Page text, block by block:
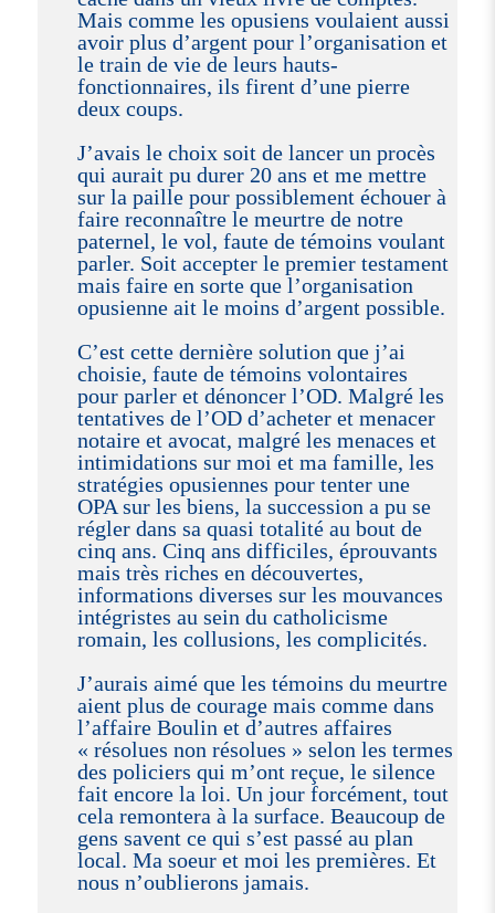
Mais comme les opusiens voulaient aussi
avoir plus d’argent pour l’organisation et
le train de vie de leurs hauts-
fonctionnaires, ils firent d’une pierre
deux coups.
J’avais le choix soit de lancer un procès
qui aurait pu durer 20 ans et me mettre
sur la paille pour possiblement échouer à
faire reconnaître le meurtre de notre
paternel, le vol, faute de témoins voulant
parler. Soit accepter le premier testament
mais faire en sorte que l’organisation
opusienne ait le moins d’argent possible.
C’est cette dernière solution que j’ai
choisie, faute de témoins volontaires
pour parler et dénoncer l’OD. Malgré les
tentatives de l’OD d’acheter et menacer
notaire et avocat, malgré les menaces et
intimidations sur moi et ma famille, les
stratégies opusiennes pour tenter une
OPA sur les biens, la succession a pu se
régler dans sa quasi totalité au bout de
cinq ans. Cinq ans difficiles, éprouvants
mais très riches en découvertes,
informations diverses sur les mouvances
intégristes au sein du catholicisme
romain, les collusions, les complicités.
J’aurais aimé que les témoins du meurtre
aient plus de courage mais comme dans
l’affaire Boulin et d’autres affaires
« résolues non résolues » selon les termes
des policiers qui m’ont reçue, le silence
fait encore la loi. Un jour forcément, tout
cela remontera à la surface. Beaucoup de
gens savent ce qui s’est passé au plan
local. Ma soeur et moi les premières. Et
nous n’oublierons jamais.